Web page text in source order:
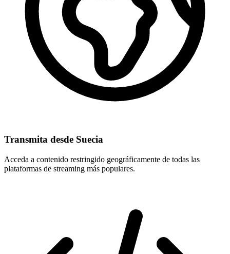
Transmita desde Suecia
Acceda a contenido restringido geográficamente de todas las
plataformas de streaming más populares.